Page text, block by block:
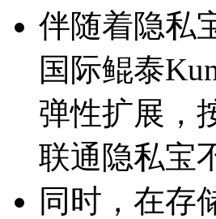
伴随着隐私
国际鲲泰
弹性扩展
联通隐私宝
同时，在